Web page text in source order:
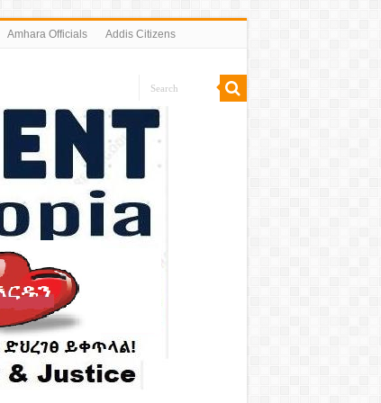
Amhara Officials Addis Citizens